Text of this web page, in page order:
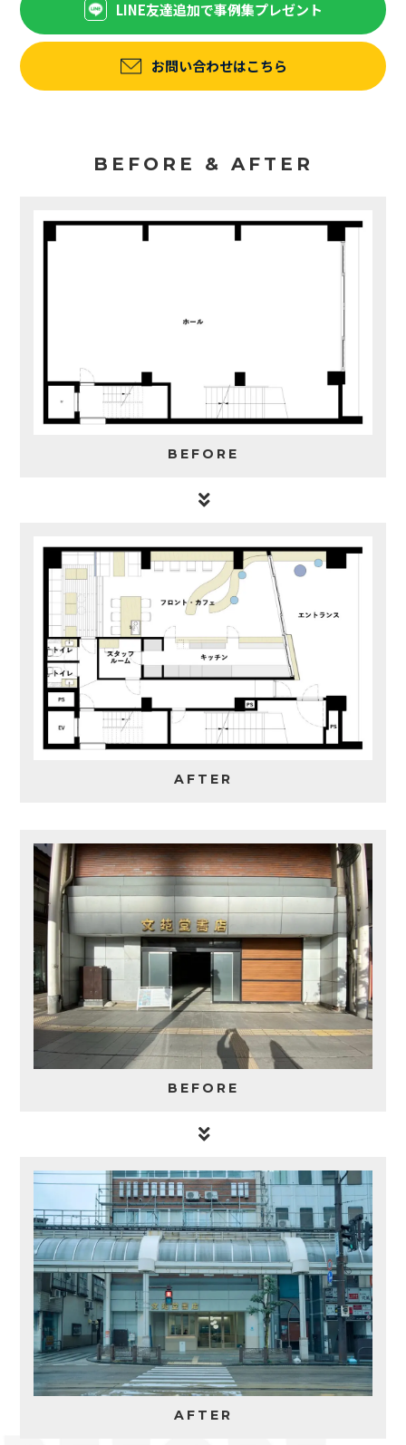
LINE友達追加で事例集プレゼント
お問い合わせはこちら
BEFORE & AFTER
BEFORE
AFTER
BEFORE
AFTER